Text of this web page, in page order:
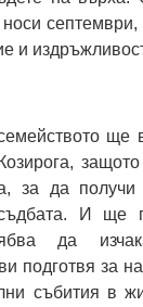
септември,
и
ще
защото
за да
И ще
да
подготвя за
събития в